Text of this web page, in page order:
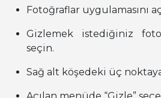
Fotoğraflar uygulamasını
Gizlemek istediğiniz
seçin.
Sağ alt köşedeki üç